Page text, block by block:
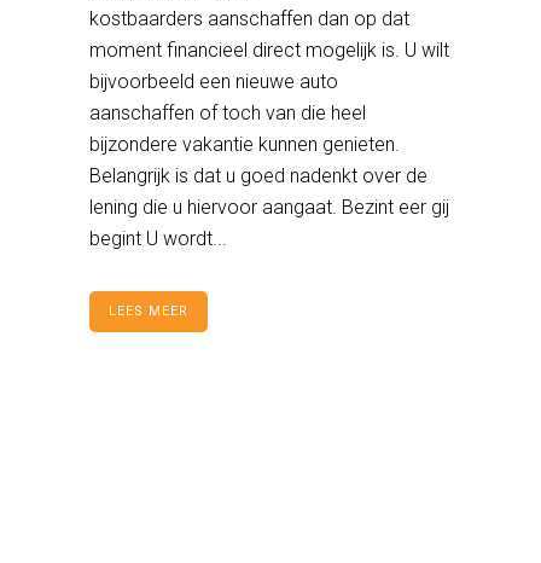
kostbaarders aanschaffen dan op dat
moment financieel direct mogelijk is. U wilt
bijvoorbeeld een nieuwe auto
aanschaffen of toch van die heel
bijzondere vakantie kunnen genieten.
Belangrijk is dat u goed nadenkt over de
lening die u hiervoor aangaat. Bezint eer gij
begint U wordt...
LEES MEER